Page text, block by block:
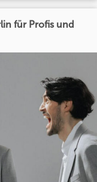
für Profis und